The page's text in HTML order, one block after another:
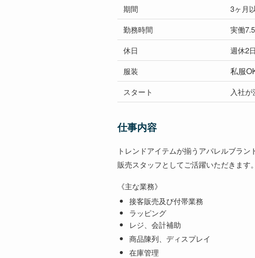
期間
3ヶ月
勤務時間
実働
休日
週休2
服装 私服
スタート 入社
仕事内容
トレンドアイテムが揃うアパレルブラン
販売スタッフとしてご活躍いただきます。
《主な業務》
接客販売及び付帯業務
ラッピング
レジ、会計補助
商品陳列、ディスプレイ
在庫管理